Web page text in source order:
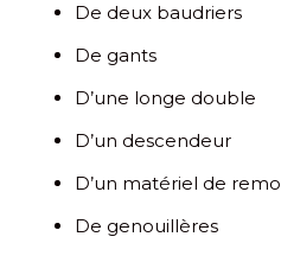
De deux baudriers
De gants
D’une longe double
D’un descendeur
D’un matériel de
De genouillères